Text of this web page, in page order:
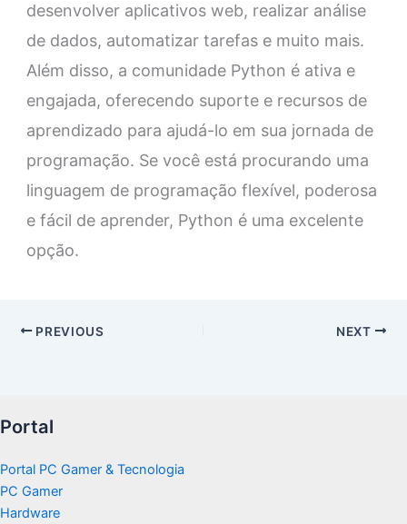
desenvolver aplicativos web, realizar análise
de dados, automatizar tarefas e muito mais.
Além disso, a comunidade Python é ativa e
engajada, oferecendo suporte e recursos de
aprendizado para ajudá-lo em sua jornada de
programação. Se você está procurando uma
linguagem de programação flexível, poderosa
e fácil de aprender, Python é uma excelente
opção.
PREVIOUS NEXT
Portal
Portal PC Gamer & Tecnologia
PC Gamer
Hardware